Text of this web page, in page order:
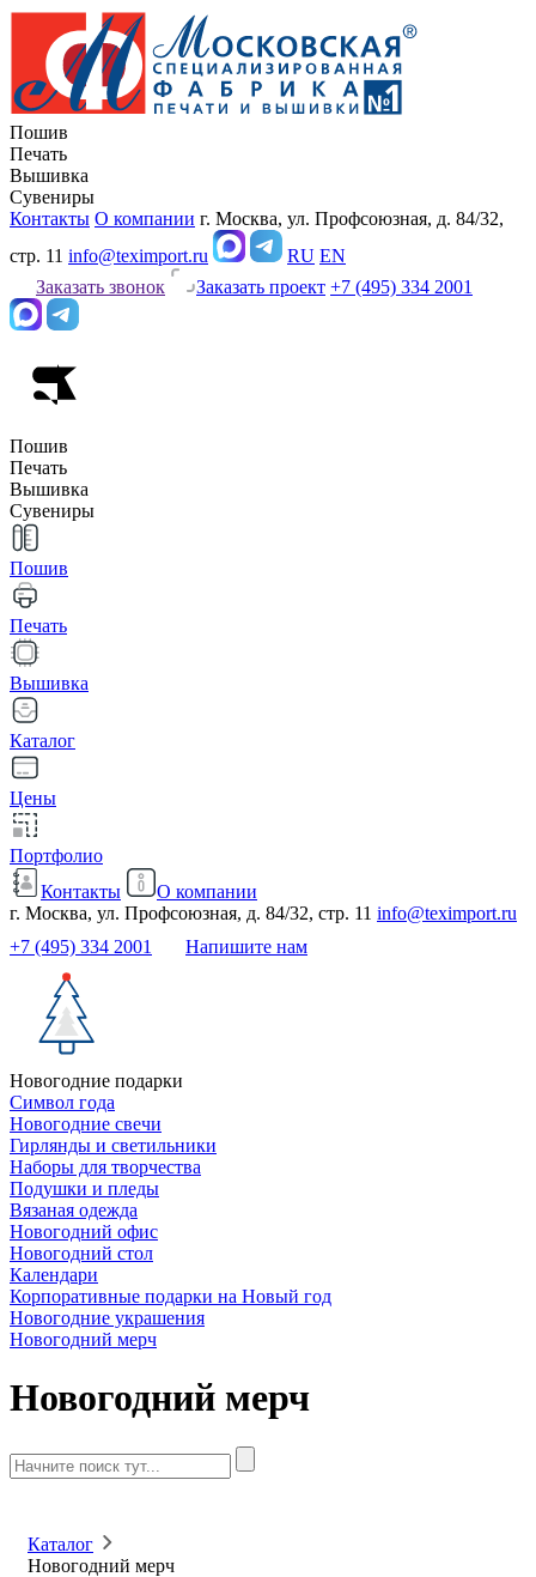
Пошив
Печать
Вышивка
Сувениры
Контакты О компании г. Москва, ул. Профсоюзная, д. 84/32,
стр. 11 info@teximport.ru RU EN
Заказать звонок
Заказать проект +7 (495) 334 2001
Пошив
Печать
Вышивка
Сувениры
Пошив
Печать
Вышивка
Каталог
Цены
Портфолио
Контакты
О компании
г. Москва, ул. Профсоюзная, д. 84/32, стр. 11 info@teximport.ru
+7 (495) 334 2001
Напишите нам
Новогодние подарки
Символ года
Новогодние свечи
Гирлянды и светильники
Наборы для творчества
Подушки и пледы
Вязаная одежда
Новогодний офис
Новогодний стол
Календари
Корпоративные подарки на Новый год
Новогодние украшения
Новогодний мерч
Новогодний мерч
Каталог
Новогодний мерч